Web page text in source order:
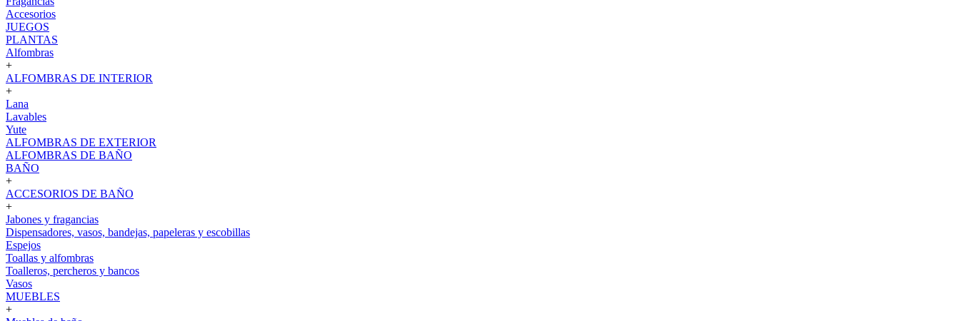
Accesorios
JUEGOS
PLANTAS
Alfombras
+
ALFOMBRAS DE INTERIOR
+
Lana
Lavables
Yute
ALFOMBRAS DE EXTERIOR
ALFOMBRAS DE BAÑO
BAÑO
+
ACCESORIOS DE BAÑO
+
Jabones y fragancias
Dispensadores, vasos, bandejas, papeleras y escobillas
Espejos
Toallas y alfombras
Toalleros, percheros y bancos
Vasos
MUEBLES
+